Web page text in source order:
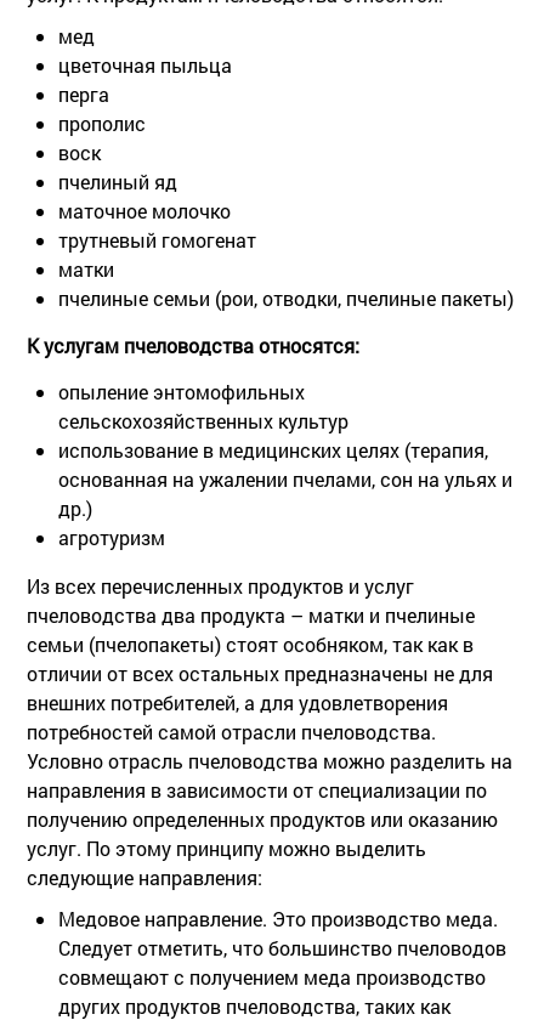
мед
цветочная пыльца
перга
прополис
воск
пчелиный яд
маточное молочко
трутневый гомогенат
матки
пчелиные семьи (рои, отводки, пчелиные пакеты)
К услугам пчеловодства относятся:
опыление энтомофильных
сельскохозяйственных культур
использование в медицинских целях (терапия,
основанная на ужалении пчелами, сон на ульях и
др.)
агротуризм
Из всех перечисленных продуктов и услуг
пчеловодства два продукта – матки и пчелиные
семьи (пчелопакеты) стоят особняком, так как в
отличии от всех остальных предназначены не для
внешних потребителей, а для удовлетворения
потребностей самой отрасли пчеловодства.
Условно отрасль пчеловодства можно разделить на
направления в зависимости от специализации по
получению определенных продуктов или оказанию
услуг. По этому принципу можно выделить
следующие направления:
Медовое направление. Это производство меда.
Следует отметить, что большинство пчеловодов
совмещают с получением меда производство
других продуктов пчеловодства, таких как